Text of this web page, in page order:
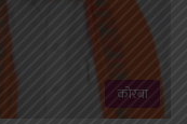
कोरबा